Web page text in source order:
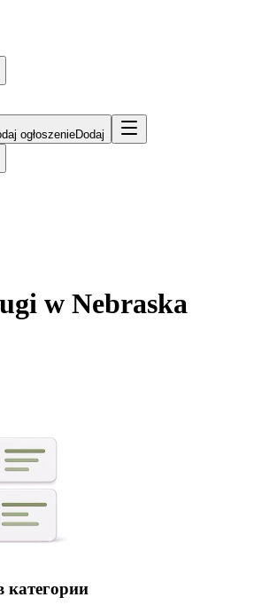
ogłoszenieDodaj
w Nebraska
категории